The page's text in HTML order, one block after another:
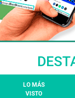
LO MÁS
VISTO